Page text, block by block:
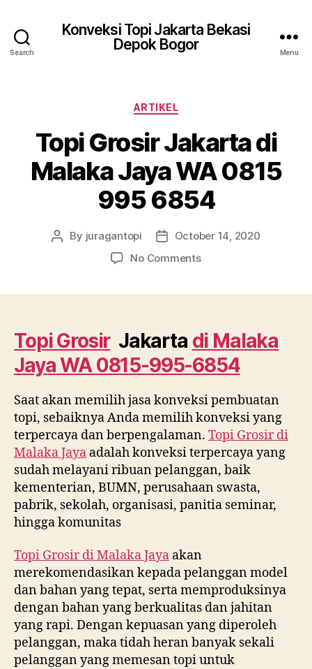
Search
Konveksi Topi Jakarta Bekasi
Depok Bogor
Menu
Categories
ARTIKEL
Topi Grosir Jakarta di
Malaka Jaya WA 0815
995 6854
Post
By juragantopi
PostOctober 14, 2020
No Commentson
Malaka
Jaya
WA
995
6854
Topi GrosirJakarta di Malaka
JayaWA 0815-995-6854
Saat akan memilih jasa konveksi pembuatan
topi, sebaiknya Anda memilih konveksi yang
terpercaya dan berpengalaman. Topi Grosir di
Malaka Jaya adalah konveksi terpercaya yang
sudah melayani ribuan pelanggan, baik
kementerian, BUMN, perusahaan swasta,
pabrik, sekolah, organisasi, panitia seminar,
hingga komunitas
Topi Grosir diMalaka Jaya akan
merekomendasikan kepada pelanggan model
dan bahan yang tepat, serta memproduksinya
dengan bahan yang berkualitas dan jahitan
yang rapi. Dengan kepuasan yang diperoleh
pelanggan, maka tidah heran banyak sekali
pelanggan yang memesan topi untuk